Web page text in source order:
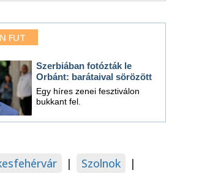
FUT
Szerbiában fotózták le
Orbánt: barátaival sörözött
Egy híres zenei fesztiválon
bukkant fel.
| Szolnok
|